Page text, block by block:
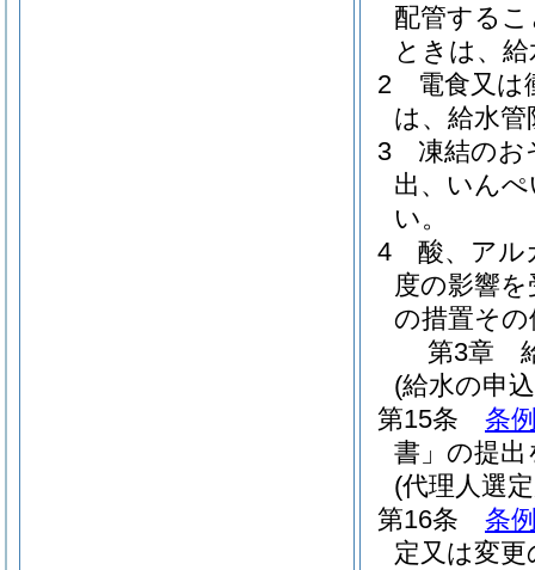
配管する
ときは、
2
電食又
は、給水
3
凍結のお
出、いん
い。
4
酸、アル
度の影響
の措置そ
第3章
(給水の申
第15条
条
書」の提
(代理人選
第16条
条
定又は変